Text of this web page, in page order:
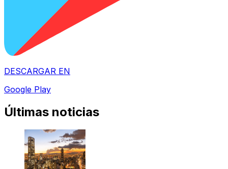
DESCARGAR EN
Google Play
Últimas noticias